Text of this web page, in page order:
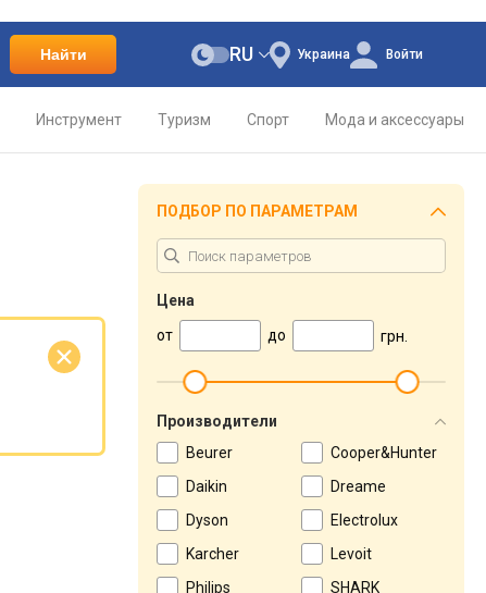
Найти Украина
RU Войти
Инструмент Туризм Спорт Мода и аксессуары
ПОДБОР ПО ПАРАМЕТРАМ
Цена
от
до грн.
Производители
Beurer
Cooper&Hunter
Daikin
Dreame
Dyson
Electrolux
Karcher
Levoit
Philips
SHARK